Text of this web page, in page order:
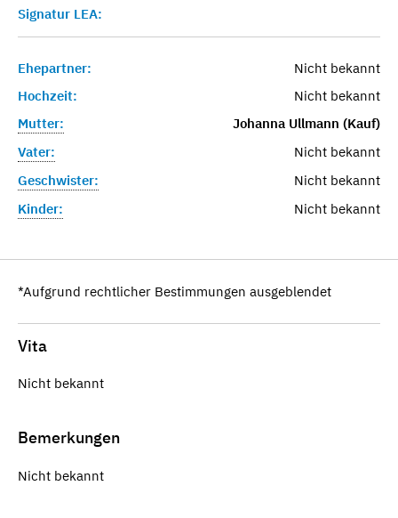
Signatur LEA:
Ehepartner:
Nicht bekannt
Hochzeit:
Nicht bekannt
Mutter:
Johanna Ullmann (Kauf)
Vater:
Nicht bekannt
Geschwister:
Nicht bekannt
Kinder:
Nicht bekannt
*Aufgrund rechtlicher Bestimmungen ausgeblendet
Vita
Nicht bekannt
Bemerkungen
Nicht bekannt